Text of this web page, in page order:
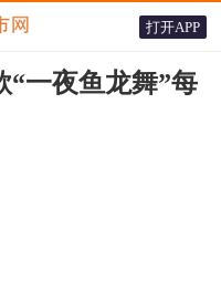
打开APP
“一夜鱼龙舞”每